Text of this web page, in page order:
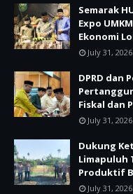
Semarak
Expo
Ekonomi
July 31, 2026
DPRD dan
Fiskal dan
July 31, 2026
Dukung
Limapuluh
Produktif
July 31, 2026